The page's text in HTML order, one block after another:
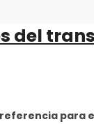
del